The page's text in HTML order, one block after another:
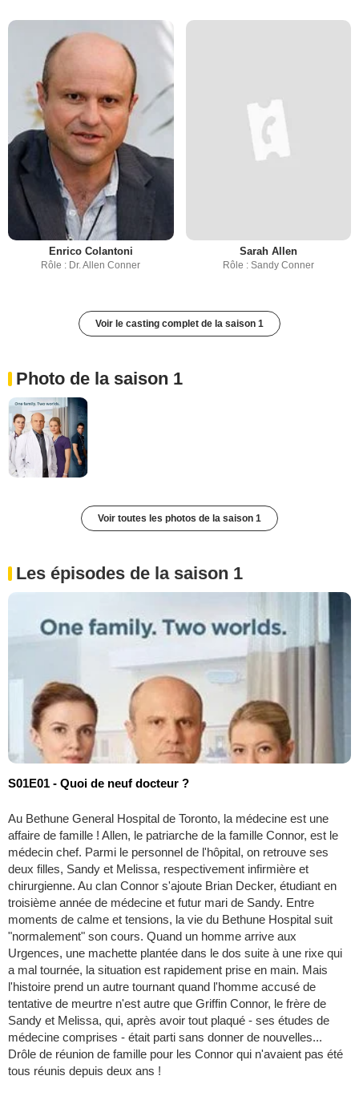
Enrico Colantoni
Rôle : Dr. Allen Conner
Sarah Allen
Rôle : Sandy Conner
Voir le casting complet de la saison 1
Photo de la saison 1
Voir toutes les photos de la saison 1
Les épisodes de la saison 1
S01E01 - Quoi de neuf docteur ?
Au Bethune General Hospital de Toronto, la médecine est une
affaire de famille ! Allen, le patriarche de la famille Connor, est le
médecin chef. Parmi le personnel de l'hôpital, on retrouve ses
deux filles, Sandy et Melissa, respectivement infirmière et
chirurgienne. Au clan Connor s'ajoute Brian Decker, étudiant en
troisième année de médecine et futur mari de Sandy. Entre
moments de calme et tensions, la vie du Bethune Hospital suit
"normalement" son cours. Quand un homme arrive aux
Urgences, une machette plantée dans le dos suite à une rixe qui
a mal tournée, la situation est rapidement prise en main. Mais
l'histoire prend un autre tournant quand l'homme accusé de
tentative de meurtre n'est autre que Griffin Connor, le frère de
Sandy et Melissa, qui, après avoir tout plaqué - ses études de
médecine comprises - était parti sans donner de nouvelles...
Drôle de réunion de famille pour les Connor qui n'avaient pas été
tous réunis depuis deux ans !